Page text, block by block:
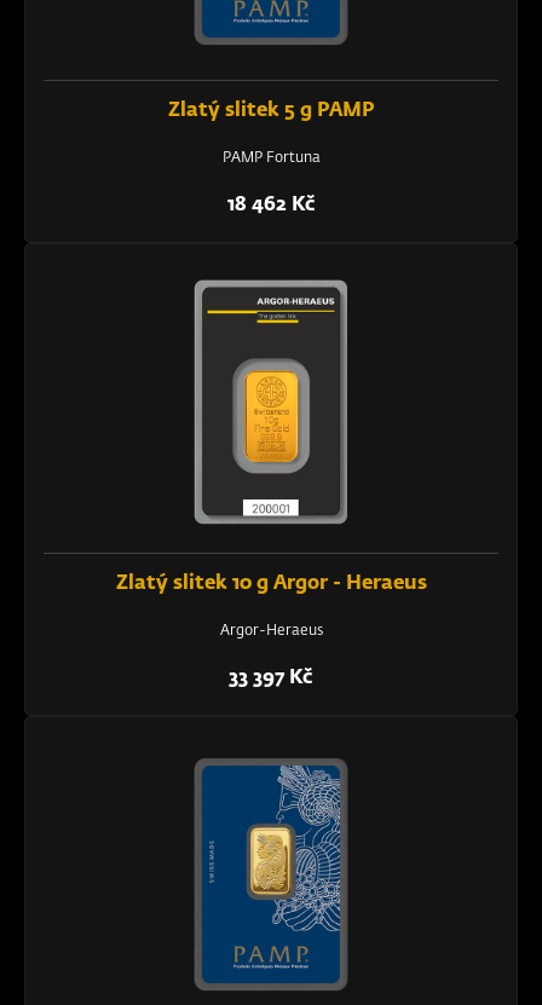
Zlatý slitek 5 g PAMP
PAMP Fortuna
18 462 Kč
Zlatý slitek 10 g Argor - Heraeus
Argor-Heraeus
33 397 Kč